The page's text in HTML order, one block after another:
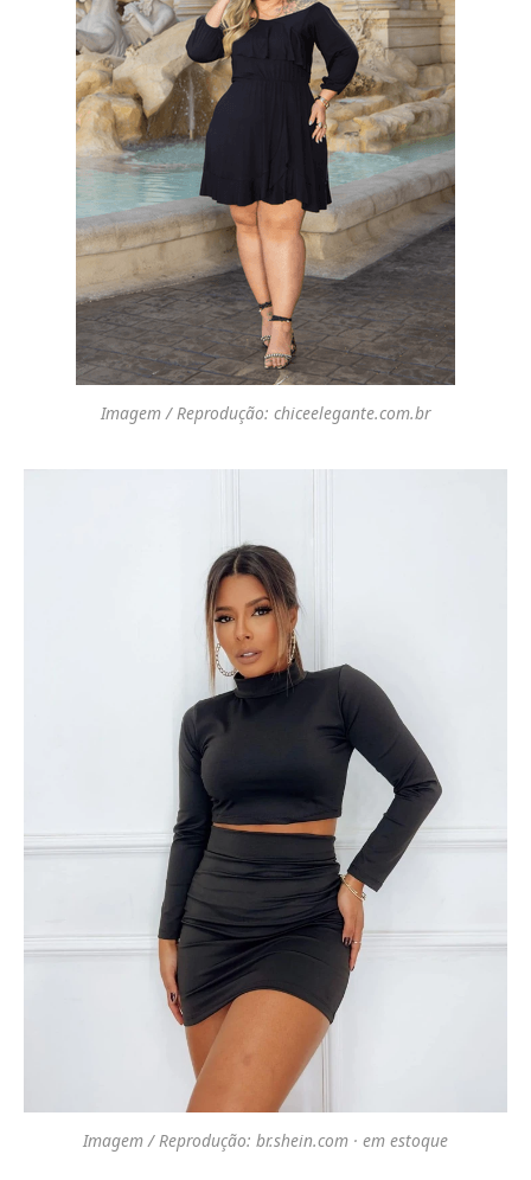
Imagem / Reprodução: chiceelegante.com.br
Imagem / Reprodução: br.shein.com · em estoque